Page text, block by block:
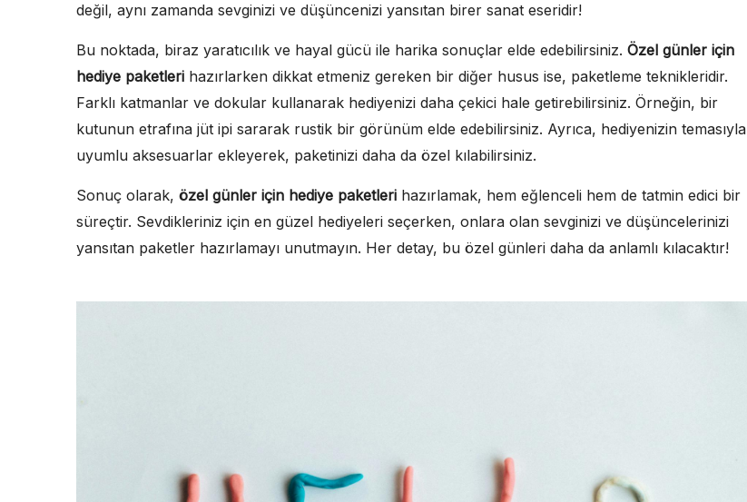
değil, aynı zamanda sevginizi ve düşüncenizi yansıtan birer sanat eseridir!
Bu noktada, biraz yaratıcılık ve hayal gücü ile harika sonuçlar elde edebilirsiniz. Özel günler için
hediye paketleri hazırlarken dikkat etmeniz gereken bir diğer husus ise, paketleme teknikleridir.
Farklı katmanlar ve dokular kullanarak hediyenizi daha çekici hale getirebilirsiniz. Örneğin, bir
kutunun etrafına jüt ipi sararak rustik bir görünüm elde edebilirsiniz. Ayrıca, hediyenizin temasıyla
uyumlu aksesuarlar ekleyerek, paketinizi daha da özel kılabilirsiniz.
Sonuç olarak, özel günler için hediye paketleri hazırlamak, hem eğlenceli hem de tatmin edici bir
süreçtir. Sevdikleriniz için en güzel hediyeleri seçerken, onlara olan sevginizi ve düşüncelerinizi
yansıtan paketler hazırlamayı unutmayın. Her detay, bu özel günleri daha da anlamlı kılacaktır!